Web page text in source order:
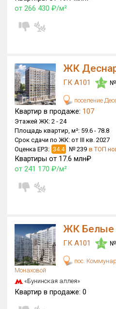
от 266 430 ₽/м²
ЖК
ГК А101 4.5
поселение
Квартир в продаже: 107
Этажей ЖК: 2 - 24
Площадь квартир, м²: 59.6 - 78.8
Срок сдачи по ЖК: от III кв. 2027
Оценка ЕРЗ: 34.4 № 239 в ТОП
Квартиры от 17.6 млн₽
от 241 170 ₽/м²
ЖК Белые
ГК А101 4.5
пос.
Монаховой
«Бунинская аллея»
Квартир в продаже: 0